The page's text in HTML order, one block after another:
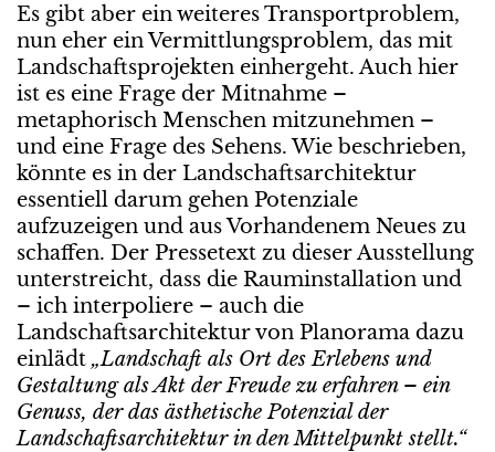
Es gibt aber ein weiteres Transportproblem,
nun eher ein Vermittlungsproblem, das mit
Landschaftsprojekten einhergeht. Auch hier
ist es eine Frage der Mitnahme –
metaphorisch Menschen mitzunehmen –
und eine Frage des Sehens. Wie beschrieben,
könnte es in der Landschaftsarchitektur
essentiell darum gehen Potenziale
aufzuzeigen und aus Vorhandenem Neues zu
schaffen. Der Pressetext zu dieser Ausstellung
unterstreicht, dass die Rauminstallation und
– ich interpoliere – auch die
Landschaftsarchitektur von Planorama dazu
einlädt „Landschaft als Ort des Erlebens und
Gestaltung als Akt der Freude zu erfahren – ein
Genuss, der das ästhetische Potenzial der
Landschaftsarchitektur in den Mittelpunkt stellt.“